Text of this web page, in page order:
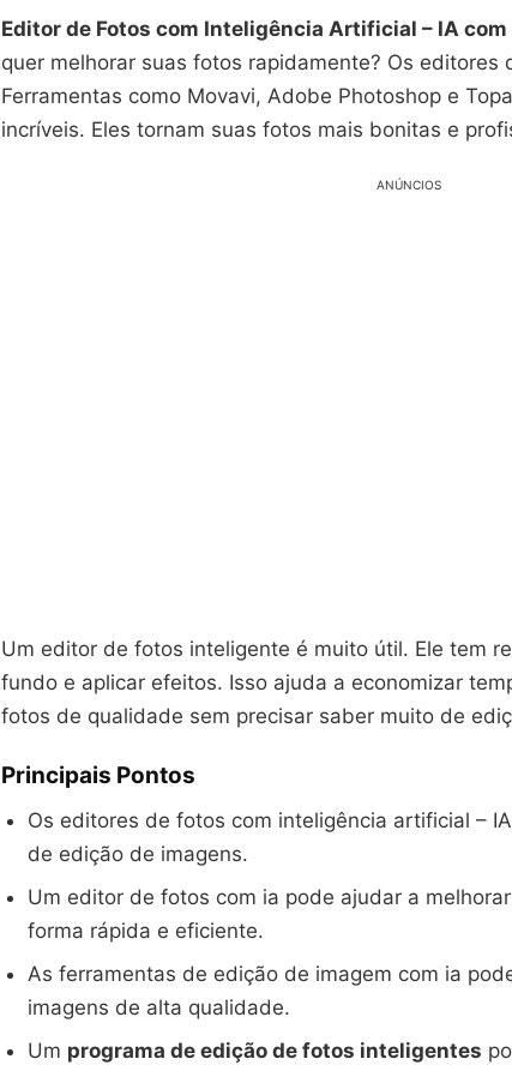
Editor de Fotos com Inteligência Artificial – IA
quer melhorar suas fotos rapidamente? Os editores
Ferramentas como Movavi, Adobe Photoshop e
incríveis. Eles tornam suas fotos mais bonitas e
ANÚNCIOS
Um editor de fotos inteligente é muito útil. Ele tem
fundo e aplicar efeitos. Isso ajuda a economizar
fotos de qualidade sem precisar saber muito de
Principais Pontos
Os editores de fotos com inteligência artificial –
de edição de imagens.
Um editor de fotos com ia pode ajudar a
forma rápida e eficiente.
As ferramentas de edição de imagem com ia
imagens de alta qualidade.
Um programa de edição de fotos inteligentes